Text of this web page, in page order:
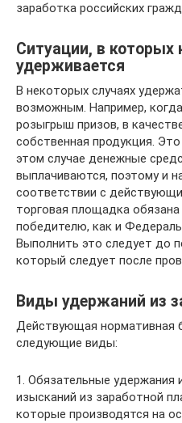
заработка российских
Ситуации, в которых
удерживается
В некоторых случаях
возможным. Например,
розыгрыш призов, в
собственная продукция.
этом случае денежные
выплачиваются, поэтому и
соответствии с
торговая площадка
победителю, как и
Выполнить это следует до
который следует после
Виды удержаний из
Действующая нормативная
следующие виды:
1. Обязательные
изысканий из заработной
которые производятся на